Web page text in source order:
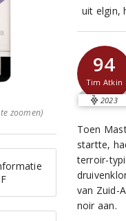
zoomen)
uit elgin,
94
Tim Atkin
2023
Toen
startte,
terroir-
van Zuid-
noir aan.